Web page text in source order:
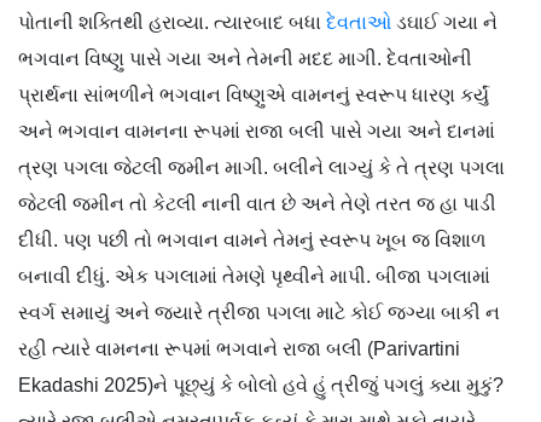
પોતાની શક્તિથી હરાવ્યા. ત્યારબાદ બધા દેવતાઓ ડઘાઈ ગયા ને
ભગવાન વિષ્ણુ પાસે ગયા અને તેમની મદદ માગી. દેવતાઓની
પ્રાર્થના સાંભળીને ભગવાન વિષ્ણુએ વામનનું સ્વરૂપ ધારણ કર્યું
અને ભગવાન વામનના રૂપમાં રાજા બલી પાસે ગયા અને દાનમાં
ત્રણ પગલા જેટલી જમીન માગી. બલીને લાગ્યું કે તે ત્રણ પગલા
જેટલી જમીન તો કેટલી નાની વાત છે અને તેણે તરત જ હા પાડી
દીધી. પણ પછી તો ભગવાન વામને તેમનું સ્વરૂપ ખૂબ જ વિશાળ
બનાવી દીધું. એક પગલામાં તેમણે પૃથ્વીને માપી. બીજા પગલામાં
સ્વર્ગ સમાયું અને જ્યારે ત્રીજા પગલા માટે કોઈ જગ્યા બાકી ન
રહી ત્યારે વામનના રૂપમાં ભગવાને રાજા બલી (Parivartini
Ekadashi 2025)ને પૂછ્યું કે બોલો હવે હું ત્રીજું પગલું ક્યા મુકું?